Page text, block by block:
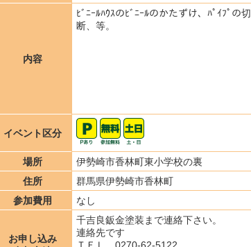
内容
ﾋﾞﾆｰﾙﾊｳｽのﾋﾞﾆｰﾙのかたずけ、ﾊﾟｲﾌﾟの切
断、等。
イベント区分
場所
伊勢崎市香林町東小学校の裏
住所
群馬県伊勢崎市香林町
参加費用
なし
お申し込み
千吉良鈑金塗装まで連絡下さい。
連絡先です
ＴＥＬ 0270-62-5122